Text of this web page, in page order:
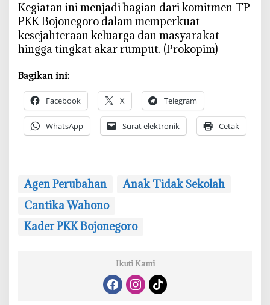
‎Kegiatan ini menjadi bagian dari komitmen TP
PKK Bojonegoro dalam memperkuat
kesejahteraan keluarga dan masyarakat
hingga tingkat akar rumput. (Prokopim)
Bagikan ini:
Facebook X Telegram
WhatsApp Surat elektronik Cetak
Agen Perubahan
Anak Tidak Sekolah
Cantika Wahono
Kader PKK Bojonegoro
Ikuti Kami